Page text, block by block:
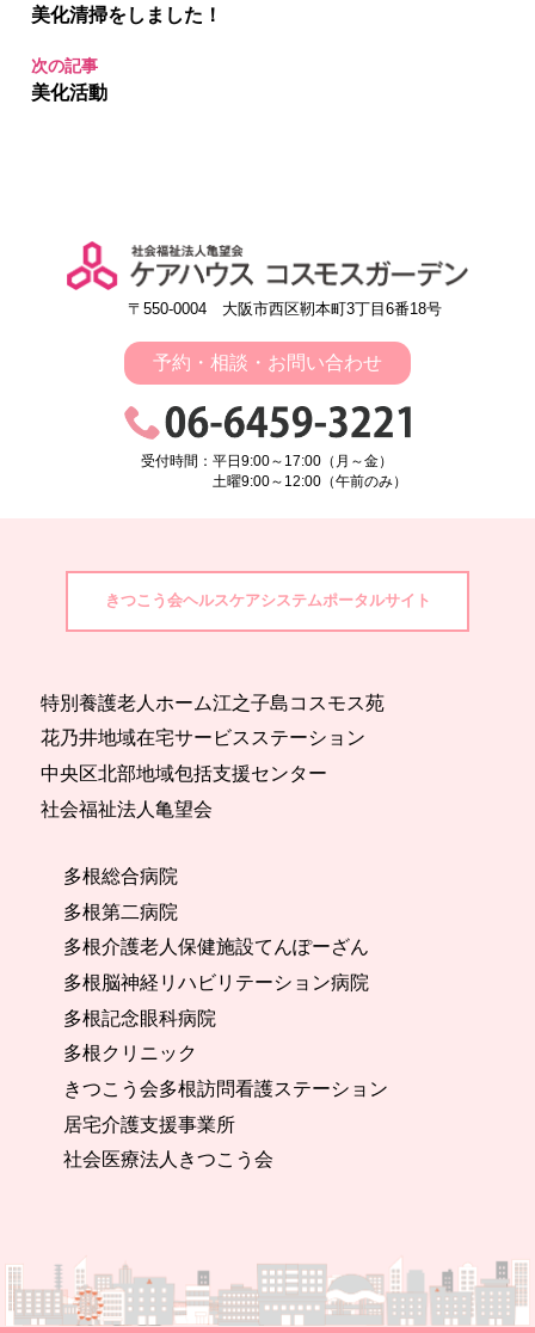
美化清掃をしました！
次の記事
美化活動
〒550-0004 大阪市西区靭本町3丁目6番18号
予約・相談・お問い合わせ
受付時間：平日9:00～17:00（月～金）
土曜9:00～12:00（午前のみ）
きつこう会ヘルスケアシステムポータルサイト
特別養護老人ホーム江之子島コスモス苑
花乃井地域在宅サービスステーション
中央区北部地域包括支援センター
社会福祉法人亀望会
多根総合病院
多根第二病院
多根介護老人保健施設てんぽーざん
多根脳神経リハビリテーション病院
多根記念眼科病院
多根クリニック
きつこう会多根訪問看護ステーション
居宅介護支援事業所
社会医療法人きつこう会